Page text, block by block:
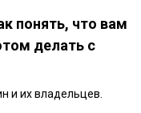
понять, что вам
делать с
и их владельцев.